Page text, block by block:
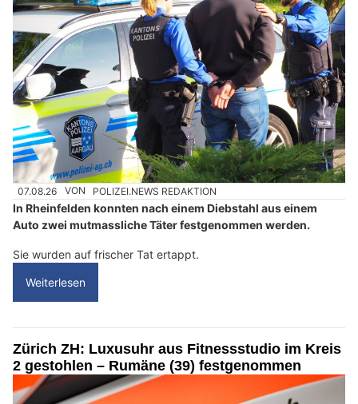
07.08.26 VON POLIZEI.NEWS REDAKTION
In Rheinfelden konnten nach einem Diebstahl aus einem
Auto zwei mutmassliche Täter festgenommen werden.
Sie wurden auf frischer Tat ertappt.
Weiterlesen
Zürich ZH: Luxusuhr aus Fitnessstudio im Kreis
2 gestohlen – Rumäne (39) festgenommen